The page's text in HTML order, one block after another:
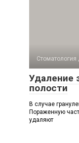
Стоматология
Удаление
полости
В случае
Пораженную
удаляют